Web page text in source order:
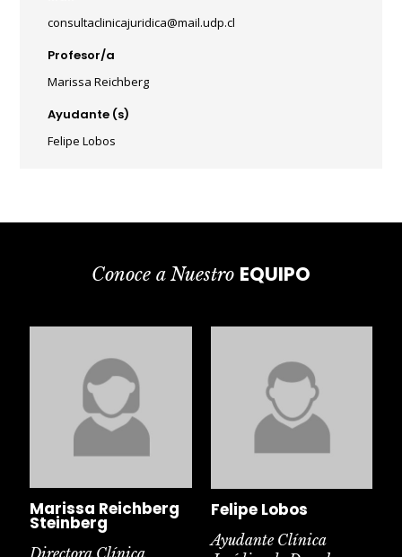
consultaclinicajuridica@mail.udp.cl
Profesor/a
Marissa Reichberg
Ayudante (s)
Felipe Lobos
Conoce a Nuestro EQUIPO
Marissa Reichberg
Steinberg
Directora Clínica
Felipe Lobos
Ayudante Clínica